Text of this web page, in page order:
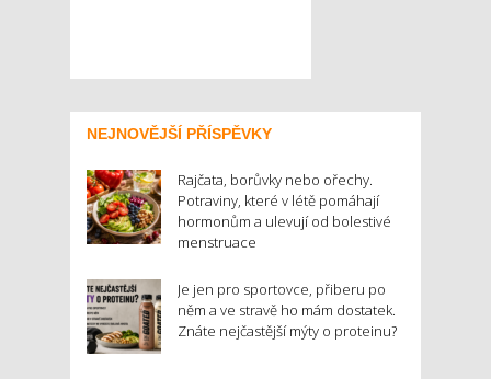
NEJNOVĚJŠÍ PŘÍSPĚVKY
Rajčata, borůvky nebo ořechy.
Potraviny, které v létě pomáhají
hormonům a ulevují od bolestivé
menstruace
Je jen pro sportovce, přiberu po
něm a ve stravě ho mám dostatek.
Znáte nejčastější mýty o proteinu?